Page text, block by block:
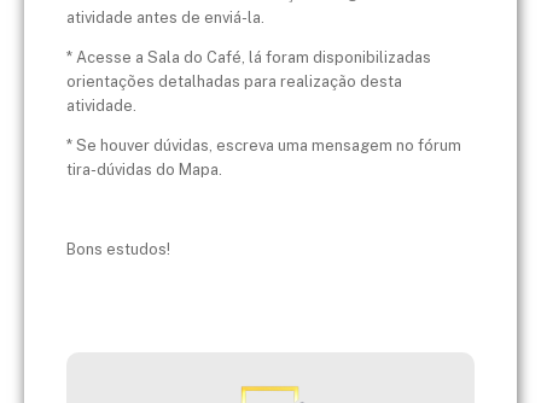
atividade antes de enviá-la.
* Acesse a Sala do Café, lá foram disponibilizadas
orientações detalhadas para realização desta
atividade.
* Se houver dúvidas, escreva uma mensagem no fórum
tira-dúvidas do Mapa.
Bons estudos!